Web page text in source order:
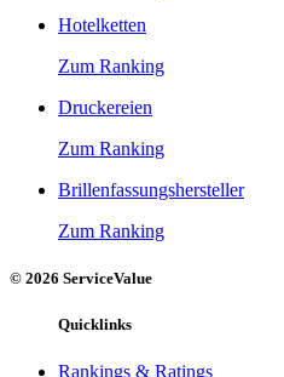
Hotelketten
Zum Ranking
Druckereien
Zum Ranking
Brillenfassungshersteller
Zum Ranking
© 2026 ServiceValue
Quicklinks
Rankings & Ratings